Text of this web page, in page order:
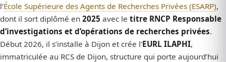
l’École Supérieure des Agents de Recherches Privées (ESARP),
dont il sort diplômé en 2025 avec le titre RNCP Responsable
d’investigations et d’opérations de recherches privées.
Début 2026, il s’installe à Dijon et crée l’EURL ILAPHI,
immatriculée au RCS de Dijon, structure qui porte aujourd’hui